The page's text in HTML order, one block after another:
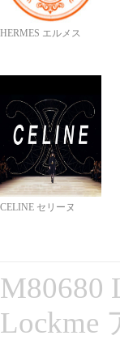
HERMES エルメス
CELINE セリーヌ
M80680
Lockme